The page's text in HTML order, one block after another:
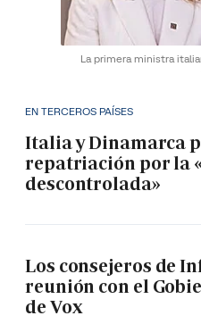
La primera ministra
EN TERCEROS PAÍSES
Italia y Dinamarca
repatriación por la
descontrolada»
Los consejeros de
reunión con el
de Vox